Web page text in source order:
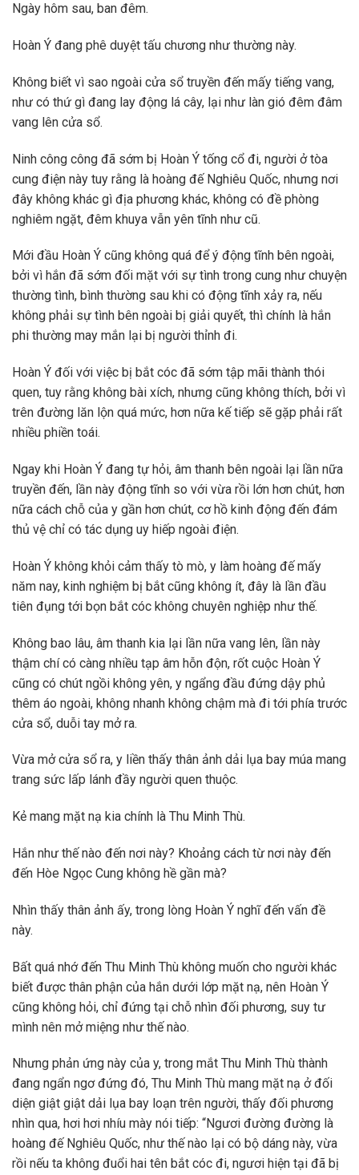
Ngày hôm sau, ban đêm.
Hoàn Ý đang phê duyệt tấu chương như thường này.
Không biết vì sao ngoài cửa sổ truyền đến mấy tiếng vang,
như có thứ gì đang lay động lá cây, lại như làn gió đêm đâm
vang lên cửa sổ.
Ninh công công đã sớm bị Hoàn Ý tống cổ đi, người ở tòa
cung điện này tuy rằng là hoàng đế Nghiêu Quốc, nhưng nơi
đây không khác gì địa phương khác, không có đề phòng
nghiêm ngặt, đêm khuya vẫn yên tĩnh như cũ.
Mới đầu Hoàn Ý cũng không quá để ý động tĩnh bên ngoài,
bởi vì hắn đã sớm đối mặt với sự tình trong cung như chuyện
thường tình, bình thường sau khi có động tĩnh xảy ra, nếu
không phải sự tình bên ngoài bị giải quyết, thì chính là hắn
phi thường may mắn lại bị người thỉnh đi.
Hoàn Ý đối với việc bị bắt cóc đã sớm tập mãi thành thói
quen, tuy rằng không bài xích, nhưng cũng không thích, bởi vì
trên đường lăn lộn quá mức, hơn nữa kế tiếp sẽ gặp phải rất
nhiều phiền toái.
Ngay khi Hoàn Ý đang tự hỏi, âm thanh bên ngoài lại lần nữa
truyền đến, lần này động tĩnh so với vừa rồi lớn hơn chút, hơn
nữa cách chỗ của y gần hơn chút, cơ hồ kinh động đến đám
thủ vệ chỉ có tác dụng uy hiếp ngoài điện.
Hoàn Ý không khỏi cảm thấy tò mò, y làm hoàng đế mấy
năm nay, kinh nghiệm bị bắt cũng không ít, đây là lần đầu
tiên đụng tới bọn bắt cóc không chuyên nghiệp như thế.
Không bao lâu, âm thanh kia lại lần nữa vang lên, lần này
thậm chí có càng nhiều tạp âm hỗn độn, rốt cuộc Hoàn Ý
cũng có chút ngồi không yên, y ngẩng đầu đứng dậy phủ
thêm áo ngoài, không nhanh không chậm mà đi tới phía trước
cửa sổ, duỗi tay mở ra.
Vừa mở cửa sổ ra, y liền thấy thân ảnh dải lụa bay múa mang
trang sức lấp lánh đầy người quen thuộc.
Kẻ mang mặt nạ kia chính là Thu Minh Thù.
Hắn như thế nào đến nơi này? Khoảng cách từ nơi này đến
đến Hòe Ngọc Cung không hề gần mà?
Nhìn thấy thân ảnh ấy, trong lòng Hoàn Ý nghĩ đến vấn đề
này.
Bất quá nhớ đến Thu Minh Thù không muốn cho người khác
biết được thân phận của hắn dưới lớp mặt nạ, nên Hoàn Ý
cũng không hỏi, chỉ đứng tại chỗ nhìn đối phương, suy tư
mình nên mở miệng như thế nào.
Nhưng phản ứng này của y, trong mắt Thu Minh Thù thành
đang ngẩn ngơ đứng đó, Thu Minh Thù mang mặt nạ ở đối
diện giật giật dải lụa bay loạn trên người, thấy đối phương
nhìn qua, hơi hơi nhíu mày nói tiếp: “Ngươi đường đường là
hoàng đế Nghiêu Quốc, như thế nào lại có bộ dáng này, vừa
rồi nếu ta không đuổi hai tên bắt cóc đi, ngươi hiện tại đã bị